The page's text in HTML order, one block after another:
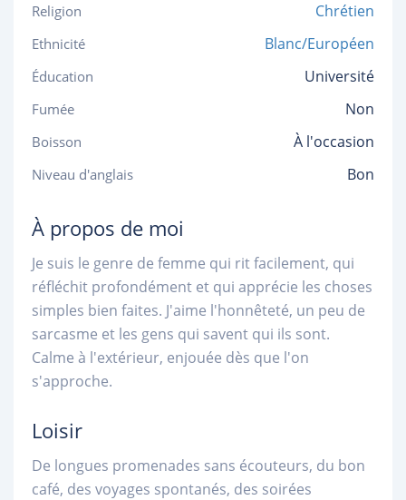
Religion Chrétien
Ethnicité Blanc/Européen
Éducation Université
Fumée Non
Boisson À l'occasion
Niveau d'anglais Bon
À propos de moi
Je suis le genre de femme qui rit facilement, qui
réfléchit profondément et qui apprécie les choses
simples bien faites. J'aime l'honnêteté, un peu de
sarcasme et les gens qui savent qui ils sont.
Calme à l'extérieur, enjouée dès que l'on
s'approche.
Loisir
De longues promenades sans écouteurs, du bon
café, des voyages spontanés, des soirées